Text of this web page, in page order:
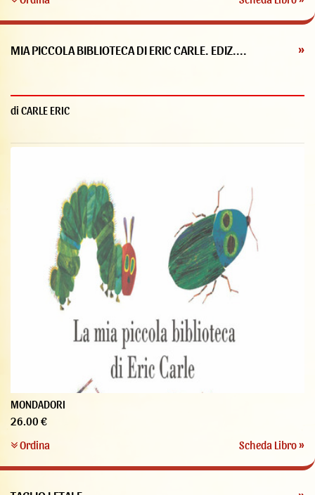
MIA PICCOLA BIBLIOTECA DI ERIC CARLE. EDIZ.... »
di CARLE ERIC
MONDADORI
26.00 €
Ordina
Scheda Libro »